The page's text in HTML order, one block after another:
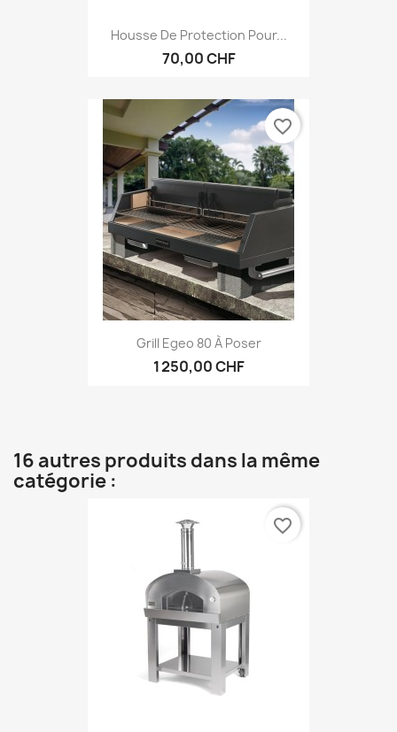
Housse De Protection Pour...
70,00 CHF
Grill Egeo 80 À Poser
1 250,00 CHF
favorite_border
16 autres produits dans la même
catégorie :
favorite_border